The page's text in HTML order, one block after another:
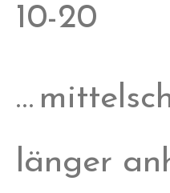
10-20
…
länger